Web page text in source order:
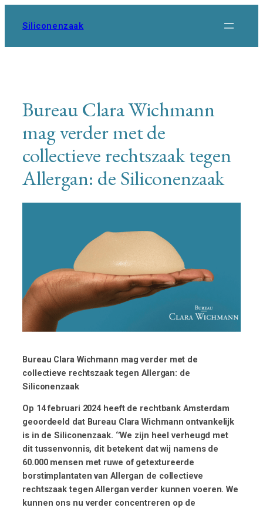
Siliconenzaak
Bureau Clara Wichmann
mag verder met de
collectieve rechtszaak tegen
Allergan: de Siliconenzaak
Bureau Clara Wichmann mag verder met de
collectieve rechtszaak tegen Allergan: de
Siliconenzaak
Op 14 februari 2024 heeft de rechtbank Amsterdam
geoordeeld dat Bureau ClaraWichmann ontvankelijk
is in de Siliconenzaak. ‘’We zijn heel verheugd met
dit tussenvonnis, dit betekent dat wij namens de
60.000 mensen met ruwe of getextureerde
borstimplantaten van Allergan de collectieve
rechtszaak tegenAllergan verder kunnen voeren.We
kunnen ons nu verder concentreren op de